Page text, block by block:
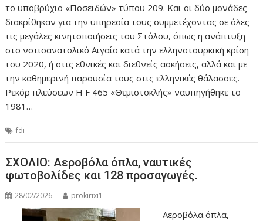
το υποβρύχιο «Ποσειδών» τύπου 209. Και οι δύο μονάδες
διακρίθηκαν για την υπηρεσία τους συμμετέχοντας σε όλες
τις μεγάλες κινητοποιήσεις του Στόλου, όπως η ανάπτυξη
στο νοτιοανατολικό Αιγαίο κατά την ελληνοτουρκική κρίση
του 2020, ή στις εθνικές και διεθνείς ασκήσεις, αλλά και με
την καθημερινή παρουσία τους στις ελληνικές θάλασσες.
Ρεκόρ πλεύσεων Η F 465 «Θεμιστοκλής» ναυπηγήθηκε το
1981…
fdi
ΣΧΟΛΙΟ: Αεροβόλα όπλα, ναυτικές
φωτοβολίδες και 128 προσαγωγές.
28/02/2026 prokirixi1
Αεροβόλα όπλα,